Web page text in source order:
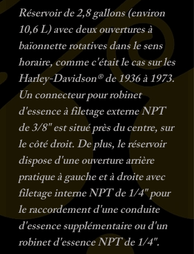
Réservoir de 2,8 gallons (environ
10,6 L) avec deux ouvertures à
baïonnette rotatives dans le sens
horaire, comme c'était le cas sur les
Harley-Davidson® de 1936 à 1973.
Un connecteur pour robinet
d'essence à filetage externe NPT
de 3/8" est situé près du centre, sur
le côté droit. De plus, le réservoir
dispose d'une ouverture arrière
pratique à gauche et à droite avec
filetage interne NPT de 1/4" pour
le raccordement d'une conduite
d'essence supplémentaire ou d'un
robinet d'essence NPT de 1/4".